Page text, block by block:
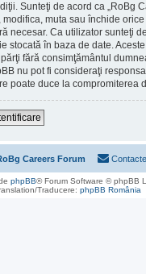
Sunteţi de acord ca „RoBg
muta sau închide
necesar. Ca utilizator sunteţi
stocată în baza de date.
fără consimţământul
nu pot fi consideraţi
poate duce la compromiterea
Careers Forum
phpBB® Forum Software © phpBB
Traducere: phpBB România